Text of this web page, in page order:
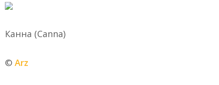
Канна (Canna)
© Arz